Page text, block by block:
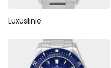
Luxuslinie